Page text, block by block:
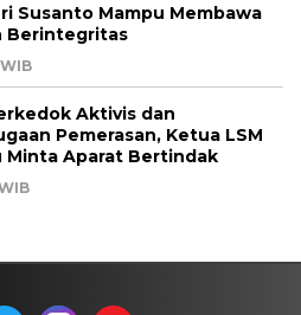
Susanto Mampu Membawa
Berintegritas
Aktivis dan
Pemerasan, Ketua LSM
Minta Aparat Bertindak